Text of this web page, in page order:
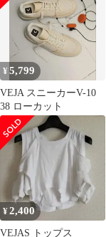
ド 靴 シューズ メンズ
レディース スエード カ
ンポボールド ブラジル
製 エコシューズ ローテ
ク
¥5,799
VEJA スニーカーV-10
38 ローカット
¥2,400
VEJAS トップス